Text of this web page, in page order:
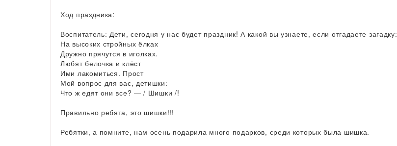
Ход праздника:
Воспитатель: Дети, сегодня у нас будет праздник! А какой вы узнаете, если отгадаете загадку:
На высоких стройных ёлках
Дружно прячутся в иголках.
Любят белочка и клёст
Ими лакомиться. Прост
Мой вопрос для вас, детишки:
Что ж едят они все? — / Шишки /!
Правильно ребята, это шишки!!!
Ребятки, а помните, нам осень подарила много подарков, среди которых была шишка.